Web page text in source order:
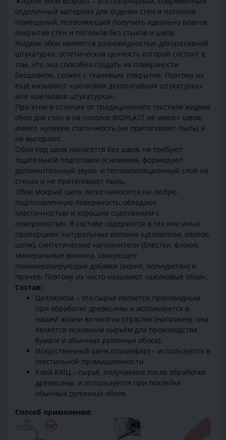
отделочный материал для отделки стен и потолков
помещений, позволяющий получить идеально ровное
покрытие стен и потолков без стыков и швов.
Жидкие обои являются разновидностью декоративной
штукатурки, эстетическая ценность которой состоит в
том, что она способна создать на поверхности
бесшовное, схожее с тканевым, покрытие. Поэтому их
ещё называют «шелковая декоративная штукатурка»
или «шелковая штукатурка».
При этом в отличие от традиционного текстиля жидкие
обои для стен и на потолок BIOPLAST не имеют швов,
имеют нулевую статичность (не притягивают пыль) и
не выгорают.
Обои под шелк наносятся без швов, не требуют
тщательной подготовки основания, формируют
дополнительный звуко- и теплоизоляционный слой на
стенах и не притягивают пыль.
Обои мокрый шелк легко наносятся на любую
подготовленную поверхность, обладают
эластичностью и хорошим сцеплением с
поверхностью. В составе содержатся в тех или иных
пропорциях: натуральные волокна (целлюлоза, хлопок,
шелк), синтетические наполнители (блёстки, флоки),
минеральные волокна, связующее
полимеризирующие добавки (акрил, полиуретан) и
прочее. Поэтому их часто называют «шелковые обои».
Состав:
Целлюлоза – это сырьё является производным
при обработке древесины и используется в
нашей жизни во многих отраслях (например, она
является основным сырьём для производства
бумаги и обычных рулонных обоев).
Искусственный шелк (полиэфир) – используется в
текстильной промышленности.
Клей КМЦ – сырьё, получаемое после обработки
древесины, и используется при поклейке
обычных рулонных обоев.
Способ применения: